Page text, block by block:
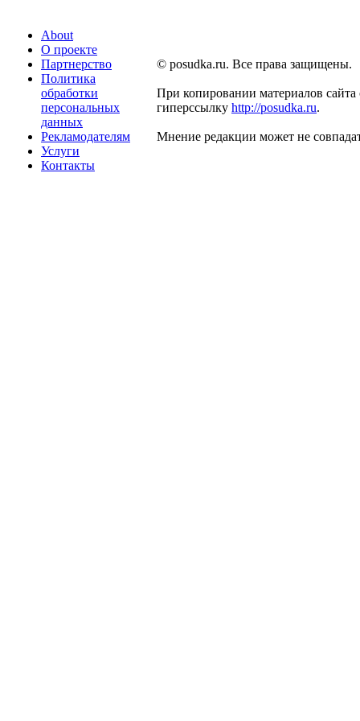
About
О проекте
Партнерство
Политика
обработки
персональных
данных
Рекламодателям
Услуги
Контакты
© posudka.ru. Все права защищены.
При копировании материалов сайта
гиперссылку http://posudka.ru.
Мнение редакции может не